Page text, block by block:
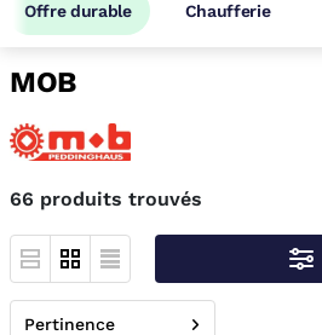
Offre durable Chaufferie
MOB
66 produits trouvés
Pertinence